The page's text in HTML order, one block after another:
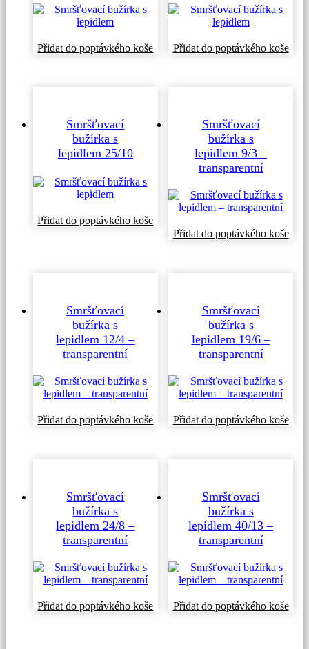
Přidat do poptávkého koše Přidat do poptávkého koše
Smršťovací
bužírka s
lepidlem 25/10
Přidat do poptávkého koše
Smršťovací
bužírka s
lepidlem 9/3 –
transparentní
Přidat do poptávkého koše
Smršťovací
bužírka s
lepidlem 12/4 –
transparentní
Přidat do poptávkého koše
Smršťovací
bužírka s
lepidlem 19/6 –
transparentní
Přidat do poptávkého koše
Smršťovací
bužírka s
lepidlem 24/8 –
transparentní
Přidat do poptávkého koše
Smršťovací
bužírka s
lepidlem 40/13 –
transparentní
Přidat do poptávkého koše